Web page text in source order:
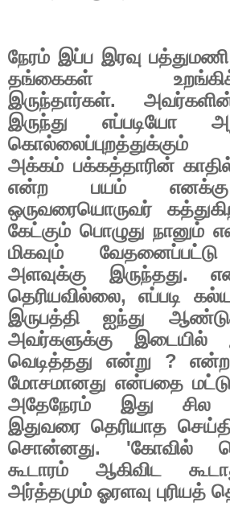
நேரம் இப்ப இரவு பத்துமணி
தங்கைகள்
இருந்தார்கள்.
இருந்து
எப்படியோ
கொல்லைப்புறத்துக்கும்
அக்கம் பக்கத்தாரின்
என்ற
பயம் எனக்கு
ஒருவரையொருவர்
கேட்கும் பொழுது நானும்
மிகவும்
வேதனைப்பட்டு
அளவுக்கு
இருந்தது.
தெரியவில்லை,எப்படி
இருபத்தி
ஐந்து
அவர்களுக்கு
இடையில்
வெடித்தது
என்று ?
மோசமானது என்பதை
அதேநேரம்
இது சில
இதுவரை தெரியாத
சொன்னது. 'கோவில்
கூடாரம்
ஆகிவிட
அர்த்தமும் ஓரளவு புரியத்